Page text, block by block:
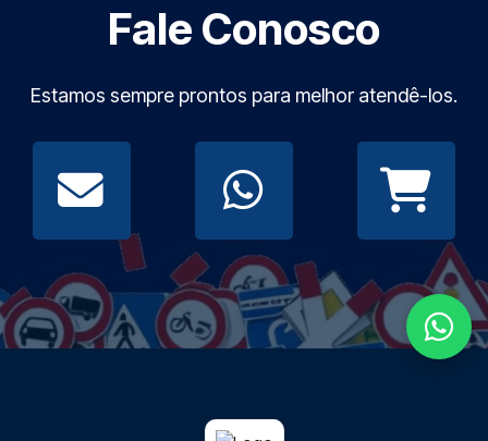
Fale Conosco
Estamos sempre prontos para melhor atendê-los.